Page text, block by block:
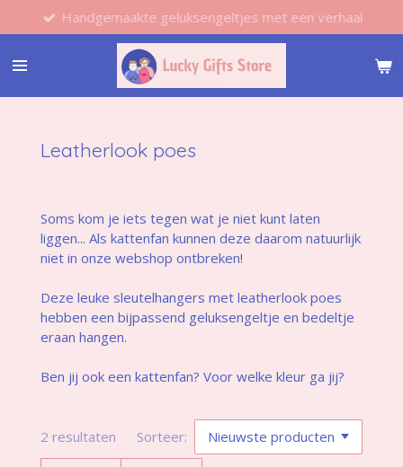
direct
naar
hoofdinhoud
Handgemaakte geluksengeltjes met een verhaal
Leatherlook poes
Soms kom je iets tegen wat je niet kunt laten
liggen... Als kattenfan kunnen deze daarom natuurlijk
niet in onze webshop ontbreken!
Deze leuke sleutelhangers met leatherlook poes
hebben een bijpassend geluksengeltje en bedeltje
eraan hangen.
Ben jij ook een kattenfan? Voor welke kleur ga jij?
2 resultaten Sorteer: